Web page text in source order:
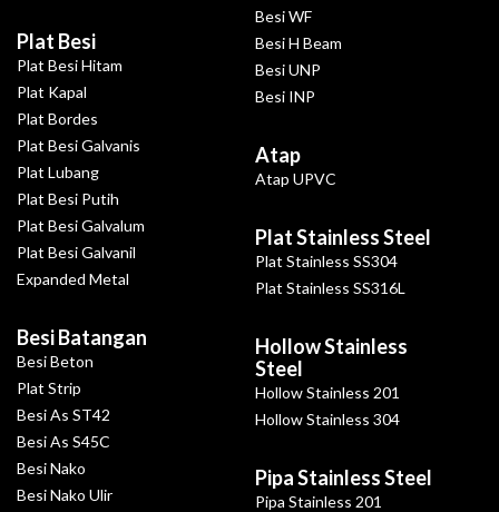
Plat Besi
Plat Besi Hitam
Plat Kapal
Plat Bordes
Plat Besi Galvanis
Plat Lubang
Plat Besi Putih
Plat Besi Galvalum
Plat Besi Galvanil
Expanded Metal
Besi Batangan
Besi Beton
Plat Strip
Besi As ST42
Besi As S45C
Besi Nako
Besi Nako Ulir
Besi WF
Besi H Beam
Besi UNP
Besi INP
Atap
Atap UPVC
Plat Stainless Steel
Plat Stainless SS304
Plat Stainless SS316L
Hollow Stainless
Steel
Hollow Stainless 201
Hollow Stainless 304
Pipa Stainless Steel
Pipa Stainless 201